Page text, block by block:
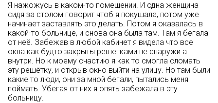
Я нажожусь в каком-то помещении. И одна женщина
сидя за столом говорит чтоб я покушала, потом уже
начинает заставлять это делать. Потом я оказалась в
какой-то больнице, и снова она была там. Там я бегала
от неё. Забежав в любой кабинет я видела что все
окна как будто закрыты решетками не снаружи а
внутри. Но к моему счастию я как то смогла сломать
эту решётку, и открыв окно выйти на улицу. Но там были
какие то люди, они за мной бегали, пытались меня
поймать. Убегая от них я опять забежала в эту
больницу.